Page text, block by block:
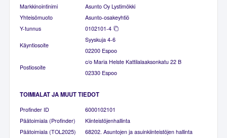
Markkinointinimi
Asunto Oy Lystimökki
Yhteisömuoto
Asunto-osakeyhtiö
Y-tunnus
0102101-4
Käyntiosoite
Syyskuja 4-6
02200 Espoo
Postiosoite
c/o Maria Helste Kattilalaaksonkatu 22 B
02330 Espoo
TOIMIALAT JA MUUT TIEDOT
Profinder ID
6000102101
Päätoimiala (Profinder)
Kiinteistöjenhallinta
Päätoimiala (TOL2025)
68202. Asuntojen ja asuinkiinteistöjen hallinta